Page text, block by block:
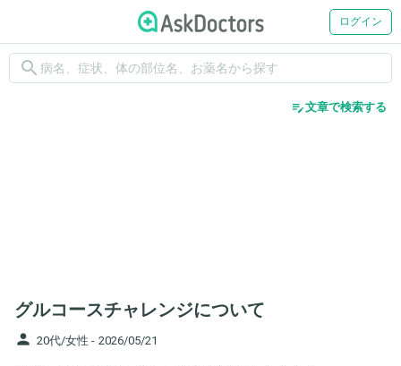
ログイン
search
edit_note文章で検索する
グルコースチャレンジについて
person 20代/女性 - 2026/05/21